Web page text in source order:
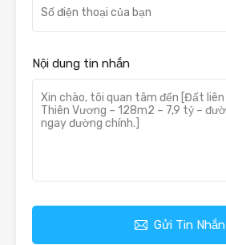
Nội dung tin nhắn
Gửi Tin Nhắn